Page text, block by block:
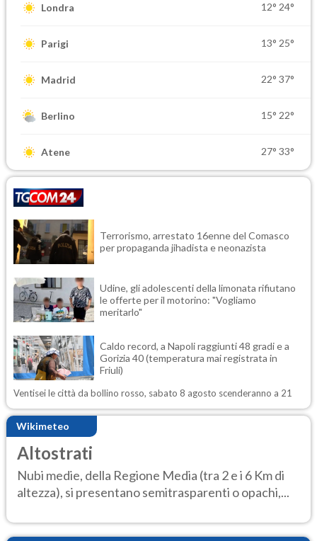
Londra 12° 24°
Parigi 13° 25°
Madrid 22° 37°
Berlino 15° 22°
Atene 27° 33°
Terrorismo, arrestato 16enne del Comasco
per propaganda jihadista e neonazista
Udine, gli adolescenti della limonata rifiutano
le offerte per il motorino: "Vogliamo
meritarlo"
Caldo record, a Napoli raggiunti 48 gradi e a
Gorizia 40 (temperatura mai registrata in
Friuli)
Ventisei le città da bollino rosso, sabato 8 agosto scenderanno a 21
Wikimeteo
Altostrati
Nubi medie, della Regione Media (tra 2 e i 6 Km di
altezza), si presentano semitrasparenti o opachi,...